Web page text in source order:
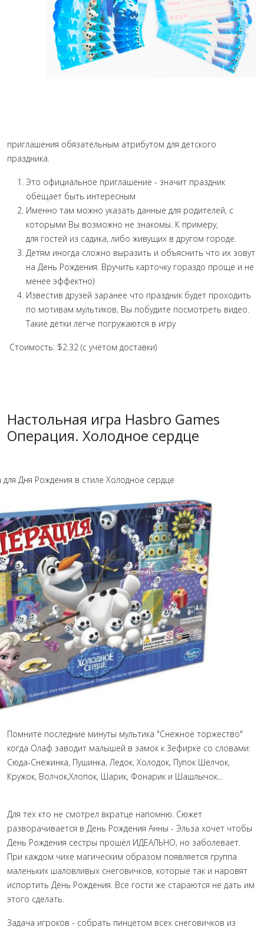
приглашения обязательным атрибутом для детского
праздника.
Это официальное приглашение - значит праздник
обещает быть интересным
Именно там можно указать данные для родителей, с
которыми Вы возможно не знакомы. К примеру,
для гостей из садика, либо живущих в другом городе.
Детям иногда сложно выразить и объяснить что их зовут
на День Рождения. Вручить карточку гораздо проще и не
менее эффектно)
Известив друзей заранее что праздник будет проходить
по мотивам мультиков, Вы побудите посмотреть видео.
Такие детки легче погружаются в игру
Стоимость: $2.32 (с учётом доставки)
Настольная игра Hasbro Games
Операция. Холодное сердце
Дня Рождения в стиле Холодное сердце
Помните последние минуты мультика "Снежное торжество"
когда Олаф заводит малышей в замок к Зефирке со словами:
Сюда-Снежинка, Пушинка, Ледок, Холодок, Пупок Шелчок,
Кружок, Волчок,Хлопок, Шарик, Фонарик и Шашлычок...
Для тех кто не смотрел вкратце напомню. Сюжет
разворачивается в День Рождения Анны - Эльза хочет чтобы
День Рождения сестры прошёл ИДЕАЛЬНО, но заболевает.
При каждом чихе магическим образом появляется группа
маленьких шаловливых снеговичков, которые так и наровят
испортить День Рождения. Все гости же стараются не дать им
этого сделать.
Задача игроков - собрать пинцетом всех снеговичков из